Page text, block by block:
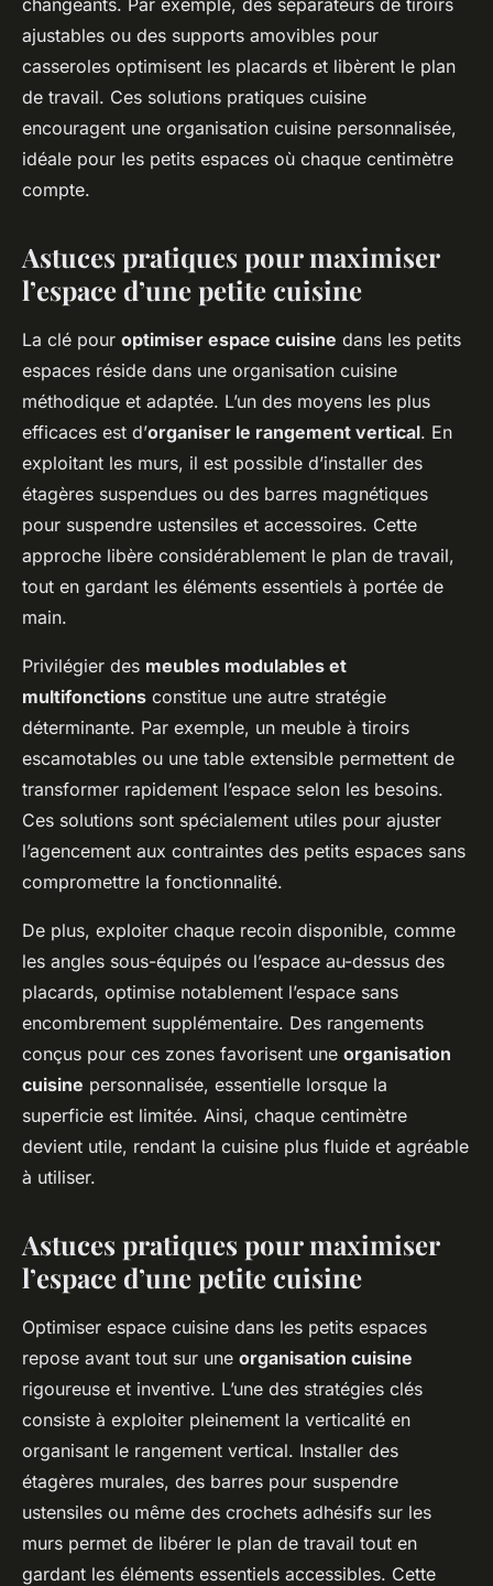
ajustables ou des supports amovibles pour
casseroles optimisent les placards et libèrent le plan
de travail. Ces solutions pratiques cuisine
encouragent une organisation cuisine personnalisée,
idéale pour les petits espaces où chaque centimètre
compte.
Astuces pratiques pour maximiser
l’espace d’une petite cuisine
La clé pour optimiser espace cuisine dans les petits
espaces réside dans une organisation cuisine
méthodique et adaptée. L’un des moyens les plus
efficaces est d’organiser le rangement vertical. En
exploitant les murs, il est possible d’installer des
étagères suspendues ou des barres magnétiques
pour suspendre ustensiles et accessoires. Cette
approche libère considérablement le plan de travail,
tout en gardant les éléments essentiels à portée de
main.
Privilégier des meubles modulables et
multifonctions constitue une autre stratégie
déterminante. Par exemple, un meuble à tiroirs
escamotables ou une table extensible permettent de
transformer rapidement l’espace selon les besoins.
Ces solutions sont spécialement utiles pour ajuster
l’agencement aux contraintes des petits espaces sans
compromettre la fonctionnalité.
De plus, exploiter chaque recoin disponible, comme
les angles sous-équipés ou l’espace au-dessus des
placards, optimise notablement l’espace sans
encombrement supplémentaire. Des rangements
conçus pour ces zones favorisent une organisation
cuisine personnalisée, essentielle lorsque la
superficie est limitée. Ainsi, chaque centimètre
devient utile, rendant la cuisine plus fluide et agréable
à utiliser.
Astuces pratiques pour maximiser
l’espace d’une petite cuisine
Optimiser espace cuisine dans les petits espaces
repose avant tout sur une organisation cuisine
rigoureuse et inventive. L’une des stratégies clés
consiste à exploiter pleinement la verticalité en
organisant le rangement vertical. Installer des
étagères murales, des barres pour suspendre
ustensiles ou même des crochets adhésifs sur les
murs permet de libérer le plan de travail tout en
gardant les éléments essentiels accessibles. Cette